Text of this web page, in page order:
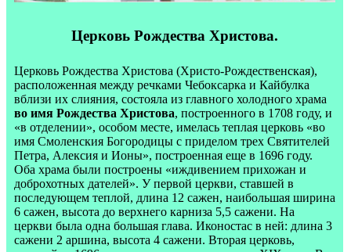
Церковь Рождества Христова.
Церковь Рождества Христова (Христо-Рождественская),
расположенная между речками Чебоксарка и Кайбулка
вблизи их слияния, состояла из главного холодного храма
во имя Рождества Христова, построенного в 1708 году, и
«в отделении», особом месте, имелась теплая церковь «во
имя Смоленския Богородицы с приделом трех Святителей
Петра, Алексия и Ионы», построенная еще в 1696 году.
Оба храма были построены «иждивением прихожан и
доброхотных дателей». У первой церкви, ставшей в
последующем теплой, длина 12 сажен, наибольшая ширина
6 сажен, высота до верхнего карниза 5,5 сажени. На
церкви была одна большая глава. Иконостас в ней: длина 3
сажени 2 аршина, высота 4 сажени. Вторая церковь,